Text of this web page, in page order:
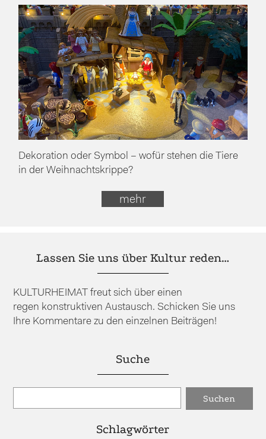
Dekoration oder Symbol – wofür stehen die Tiere
in der Weihnachtskrippe?
mehr
Lassen Sie uns über Kultur reden…
KULTURHEIMAT freut sich über einen
regen konstruktiven Austausch. Schicken Sie uns
Ihre Kommentare zu den einzelnen Beiträgen!
Suche
Schlagwörter